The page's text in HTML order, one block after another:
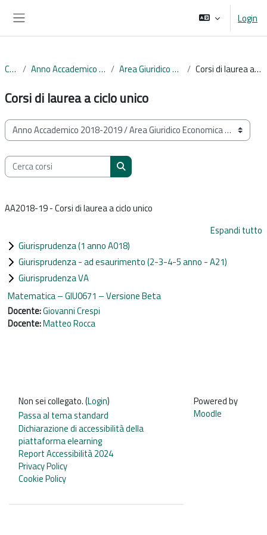
Login
Corsi Anno Accademico 2018-2019 Area Giuridico Economica Corsi di laurea a ciclo unico
Corsi di laurea a ciclo unico
Categorie di corso
Cerca corsi
Cerca corsi
AA2018-19 - Corsi di laurea a ciclo unico
Espandi tutto
Giurisprudenza (1 anno A018)
Giurisprudenza - ad esaurimento (2-3-4-5 anno - A21)
Giurisprudenza VA
Matematica – GIU0671 – Versione Beta
Docente:Giovanni Crespi
Docente:Matteo Rocca
Non sei collegato. (Login)
Passa al tema standard
Dichiarazione di accessibilità della
piattaforma elearning
Report Accessibilità 2024
Privacy Policy
Cookie Policy
Powered by
Moodle